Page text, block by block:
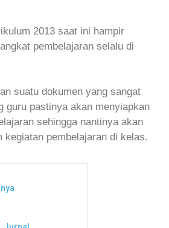
2013 saat ini hampir
pembelajaran selalu di
suatu dokumen yang sangat
guru pastinya akan menyiapkan
sehingga nantinya akan
kegiatan pembelajaran di kelas.